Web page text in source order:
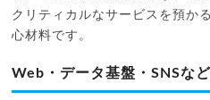
クリティカルなサービスを預か
心材料です。
Web・データ基盤・SNSな